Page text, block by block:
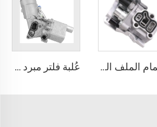
صمام الملف اللولبي 15810-RAA-A03 لهوندا أكورد، سيفيك، فيت، سالون، أوشيس، أكورا 2.4 عُلبة فلتر مبرد الزيت 55566784 لمحرك شيفروليه Aveo CRUZE TRAX سعة 1.4